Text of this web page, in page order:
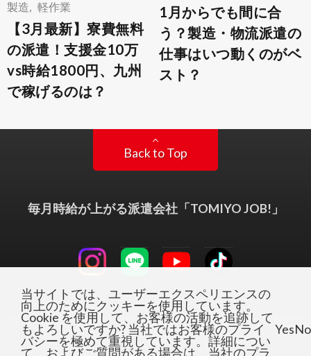
製造
軽作業
【3月最新】寮費無料
の派遣！支援金10万
vs時給1800円、九州
で稼げるのは？
1月からでも間に合
う？製造・物流派遣の
仕事はいつ動くのがベ
スト？
Back to Top
毎月時給が上がる派遣会社「TOMIYO JOB!」
当サイトでは、ユーザーエクスペリエンスの
向上のためにクッキーを使用しています。
Cookie を使用して、お客様の活動を追跡して
もよろしいですか? 当社ではお客様のプライ
バシーを極めて重視しています。詳細につい
て、およびご質問がある場合は、当社のプラ
YesNo